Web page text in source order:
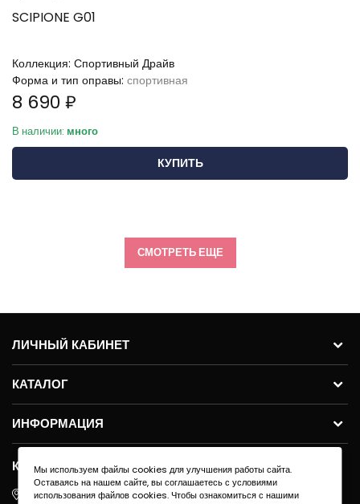
SCIPIONE G01
Коллекция: Спортивный Драйв
Форма и тип оправы: спортивная
8 690 ₽
В наличии: много
КУПИТЬ
СМОТРЕТЬ ЕЩЕ
ЛИЧНЫЙ КАБИНЕТ
КАТАЛОГ
ИНФОРМАЦИЯ
КОНТАКТЫ
ул.Молодогвардейская 59с11, 121351, г. Москва
Мы используем файлы cookies для улучшения работы сайта.
Оставаясь на нашем сайте, вы соглашаетесь с условиями
использования файлов cookies. Чтобы ознакомиться с нашими